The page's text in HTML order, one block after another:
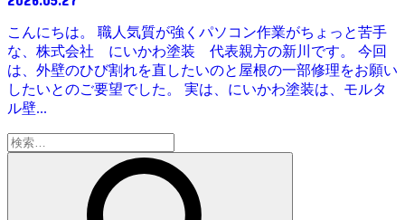
こんにちは。 職人気質が強くパソコン作業がちょっと苦手
な、株式会社 にいかわ塗装 代表親方の新川です。 今回
は、外壁のひび割れを直したいのと屋根の一部修理をお願い
したいとのご要望でした。 実は、にいかわ塗装は、モルタ
ル壁...
検
索: